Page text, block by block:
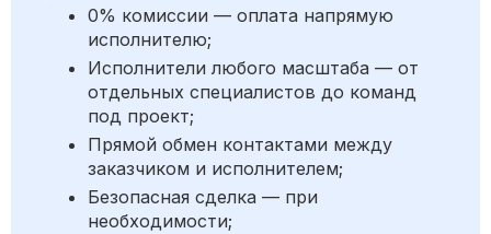
0% комиссии — оплата напрямую
исполнителю;
Исполнители любого масштаба — от
отдельных специалистов до команд
под проект;
Прямой обмен контактами между
заказчиком и исполнителем;
Безопасная сделка — при
необходимости;